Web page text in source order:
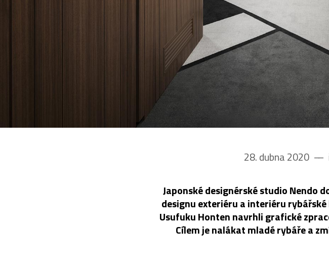
28. dubna 2020 ––
Japonské designérské studio Nendo
designu exteriéru a interiéru
Usufuku Honten navrhli grafické
Cílem je nalákat mladé rybáře a